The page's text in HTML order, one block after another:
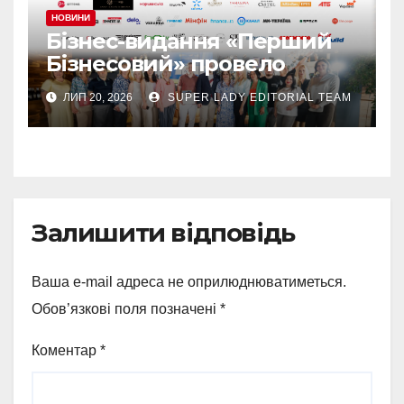
НОВИНИ
Бізнес-видання «Перший
Бізнесовий» провело
бізнес-бранч «Економіка
сміливих. Рішення нового
часу», який об’єднав
ЛИП 20, 2026 SUPER LADY EDITORIAL TEAM
Залишити відповідь
Ваша e-mail адреса не оприлюднюватиметься.
Обов’язкові поля позначені *
Коментар *